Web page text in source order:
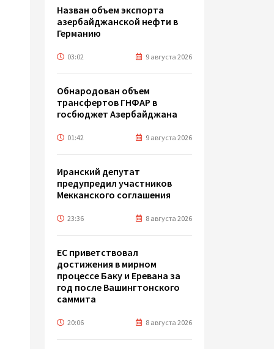
Назван объем экспорта
азербайджанской нефти в
Германию
03:02 9 августа 2026
Обнародован объем
трансфертов ГНФАР в
госбюджет Азербайджана
01:42 9 августа 2026
Иранский депутат
предупредил участников
Мекканского соглашения
23:36 8 августа 2026
ЕС приветствовал
достижения в мирном
процессе Баку и Еревана за
год после Вашингтонского
саммита
20:06 8 августа 2026